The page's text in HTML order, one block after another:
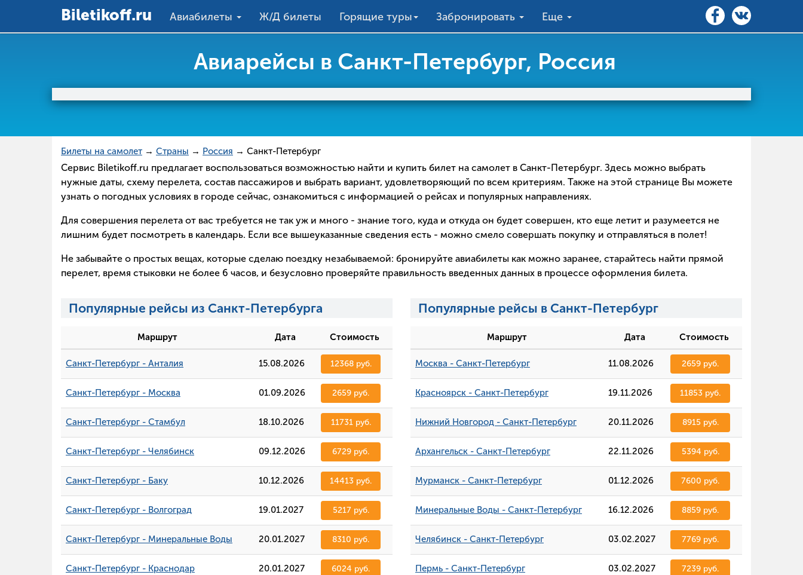
Вiletikoff.ru Авиабилеты Ж/Д билеты Горящие туры Забронировать Еще
Авиарейсы в Санкт-Петербург, Россия
Билеты на самолет → Страны → Россия → Санкт-Петербург
Сервис Biletikoff.ru предлагает воспользоваться возможностью найти и купить билет на самолет в Санкт-Петербург. Здесь можно выбрать
нужные даты, схему перелета, состав пассажиров и выбрать вариант, удовлетворяющий по всем критериям. Также на этой странице Вы можете
узнать о погодных условиях в городе сейчас, ознакомиться с информацией о рейсах и популярных направлениях.
Для совершения перелета от вас требуется не так уж и много - знание того, куда и откуда он будет совершен, кто еще летит и разумеется не
лишним будет посмотреть в календарь. Если все вышеуказанные сведения есть - можно смело совершать покупку и отправляться в полет!
Не забывайте о простых вещах, которые сделаю поездку незабываемой: бронируйте авиабилеты как можно заранее, старайтесь найти прямой
перелет, время стыковки не более 6 часов, и безусловно проверяйте правильность введенных данных в процессе оформления билета.
Популярные рейсы из Санкт-Петербурга
Маршрут Дата Стоимость
Санкт-Петербург - Анталия 15.08.2026 12368 руб.
Санкт-Петербург - Москва 01.09.2026 2659 руб.
Санкт-Петербург - Стамбул 18.10.2026 11731 руб.
Санкт-Петербург - Челябинск 09.12.2026 6729 руб.
Санкт-Петербург - Баку 10.12.2026 14413 руб.
Санкт-Петербург - Волгоград 19.01.2027 5217 руб.
Санкт-Петербург - Минеральные Воды 20.01.2027 8310 руб.
Санкт-Петербург - Краснодар 20.01.2027 6024 руб.
Популярные рейсы в Санкт-Петербург
Маршрут Дата Стоимость
Москва - Санкт-Петербург 11.08.2026 2659 руб.
Красноярск - Санкт-Петербург 19.11.2026 11853 руб.
Нижний Новгород - Санкт-Петербург 20.11.2026 8915 руб.
Архангельск - Санкт-Петербург 22.11.2026 5394 руб.
Мурманск - Санкт-Петербург 01.12.2026 7600 руб.
Минеральные Воды - Санкт-Петербург 16.12.2026 8859 руб.
Челябинск - Санкт-Петербург 03.02.2027 7769 руб.
Пермь - Санкт-Петербург 03.02.2027 7239 руб.